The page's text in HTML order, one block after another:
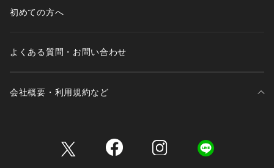
時や、摩擦により色落ちし、他の衣料を汚すことがありますの
で（特に濃色のもの）ご注意ください。
初めての方へ
よくある質問・お問い合わせ
会社概要・利用規約など